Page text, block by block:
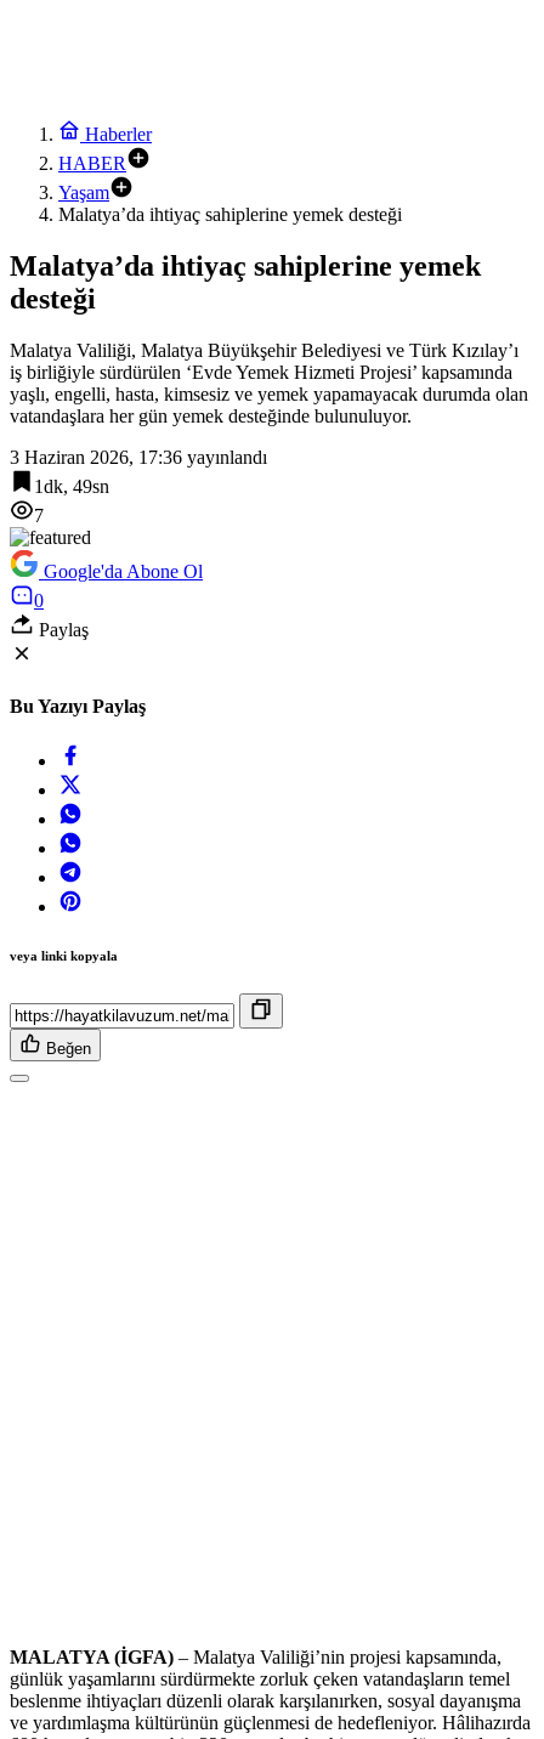
Haberler
HABER
Yaşam
Malatya’da ihtiyaç sahiplerine yemek desteği
Malatya’da ihtiyaç sahiplerine yemek
desteği
Malatya Valiliği, Malatya Büyükşehir Belediyesi ve Türk Kızılay’ı
iş birliğiyle sürdürülen ‘Evde Yemek Hizmeti Projesi’ kapsamında
yaşlı, engelli, hasta, kimsesiz ve yemek yapamayacak durumda olan
vatandaşlara her gün yemek desteğinde bulunuluyor.
3 Haziran 2026, 17:36 yayınlandı
1dk, 49sn
7
Google'da Abone Ol
0
Paylaş
Bu Yazıyı Paylaş
veya linki kopyala
Beğen
MALATYA (İGFA) – Malatya Valiliği’nin projesi kapsamında,
günlük yaşamlarını sürdürmekte zorluk çeken vatandaşların temel
beslenme ihtiyaçları düzenli olarak karşılanırken, sosyal dayanışma
ve yardımlaşma kültürünün güçlenmesi de hedefleniyor. Hâlihazırda